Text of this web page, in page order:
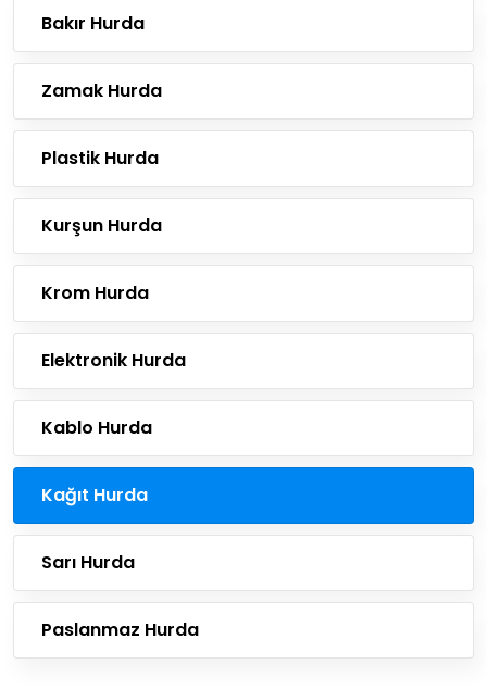
Bakır Hurda
Zamak Hurda
Plastik Hurda
Kurşun Hurda
Krom Hurda
Elektronik Hurda
Kablo Hurda
Kağıt Hurda
Sarı Hurda
Paslanmaz Hurda